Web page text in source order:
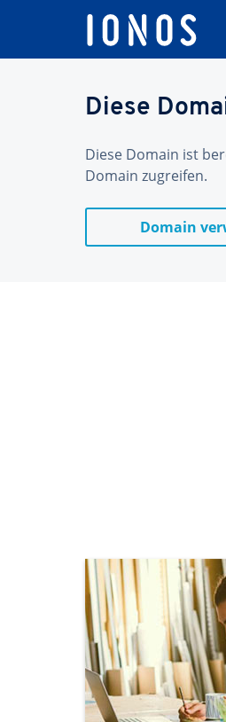
Diese
Diese Domain ist
Domain zugreifen.
Domain